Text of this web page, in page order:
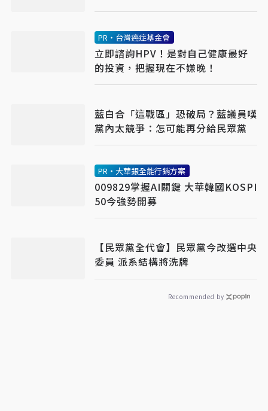
消費空難
PR・台灣癌症基金會
立即諮詢HPV！是對自己健康最好
的投資，把握現在不嫌晚！
藍白合「這戰區」恐破局？藍議員嘆
黨內太競爭：怎可能再分給民眾黨
PR・大華銀全能行銷方案
009829掌握AI關鍵 大華韓國KOSPI
50今強勢開募
【民眾黨全代會】民眾黨今改選中央
委員 派系結構將洗牌
Recommended by